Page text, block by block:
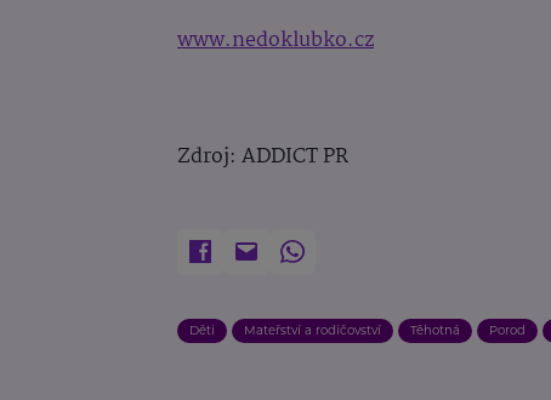
www.nedoklubko.cz
Zdroj: ADDICT PR
Děti Mateřství a rodičovství Těhotná Porod